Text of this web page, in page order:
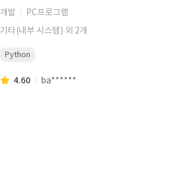
개발
PC프로그램
기타(내부 시스템) 외 2개
Python
4.60 ba******